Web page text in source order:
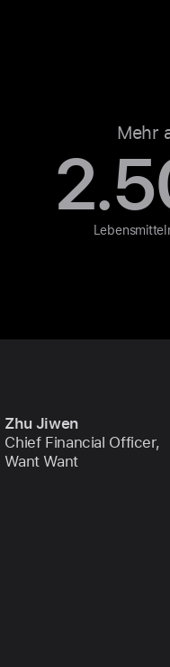
Mehr
Zhu Jiwen
Chief Financial Officer,
Want Want